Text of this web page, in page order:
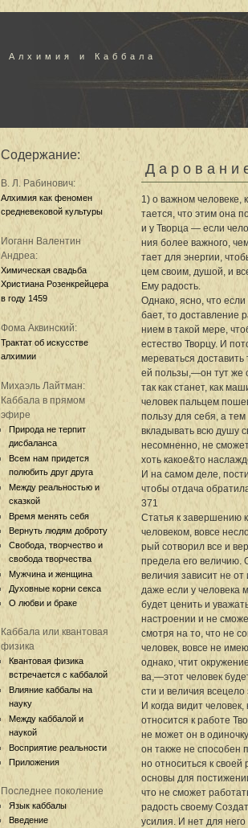
Алхимия и Каббала
Содержание:
В. Л. Рабинович:
Алхимия как феномен
средневековой культуры
Иоганн Валентин
Андреа:
Химическая свадьба
Христиана Розенкрейцера
в году 1459
Фома Аквинский:
Трактат об искусстве
алхимии
Михаэль Лайтман:
Каббала в прямом
эфире
Природа не терпит
дисбаланса
Всем нам придется
полюбить друг друга
Между реальностью и
сказкой
Время менять себя
Вернуть людям доброту
Свобода, творчество и
свобода творчества
Мужчина и женщина
Духовные корни секса
О любви и браке
Каббала или квантовая
физика
Квантовая физика
встречается с каббалой
Влияние каббалы на
науку
Между каббалой и
наукой
Восприятие реальности
Приложения
Последнее поколение
Язык каббалы
Введение
1) о важном человеке,
тается, что этим она
и у Творца — если
ния более важного,
тает для энергии,
цем своим, душой, и
Ему радость.
Однако, ясно, что
бает, то доставление
нием в такой мере,
естество Творцу. И
мереваться
ей пользы,—он тут же
так как станет, как
человек пальцем
пользу для себя, а
вкладывать всю душу
несомненно, не
хоть какое&то
И на самом деле,
чтобы отдача
371
Статья к завершению
человеком, вовсе
рый сотворил все и
предела его величию.
величия зависит не
даже если у человека
будет ценить и
настроении и не
смотря на то, что не
человек, вовсе не
однако, чтит
ва,—этот человек
сти и величия
И когда видит
относится к работе
не может он в
он также не способен
но относиться к своей
основы для
что не сможет
радость своему
усилия. И нет для него